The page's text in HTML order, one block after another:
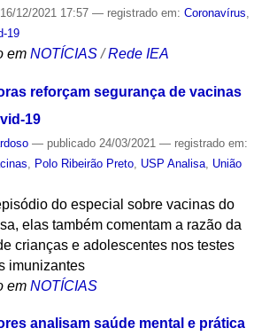
12/2021 17:57 — registrado em: Coronavírus
19
em NOTÍCIAS /Rede IEA
reforçam segurança de vacinas
19
— publicado24/03/2021 — registrado em:
Polo Ribeirão Preto, USP Analisa, União
do especial sobre vacinas do
elas também comentam a razão da
crianças e adolescentes nos testes
imunizantes
em NOTÍCIAS
analisam saúde mental e prática